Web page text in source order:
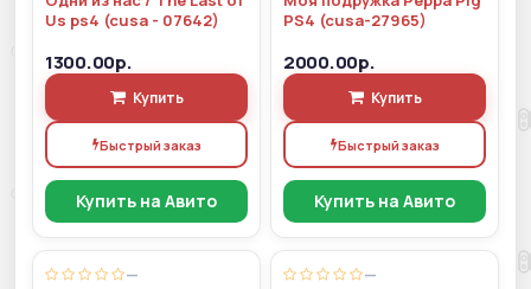
Us ps4 (cusa - 07642)
1300.00р.
Купить
Быстрый заказ
Купить на Авито
PS4 (cusa-27965)
2000.00р.
Купить
Быстрый заказ
Купить на Авито
— —